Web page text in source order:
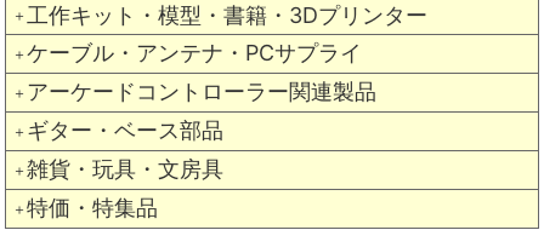
＋ 工作キット・模型・書籍・3Dプリンター
＋ ケーブル・アンテナ・PCサプライ
＋ アーケードコントローラー関連製品
＋ ギター・ベース部品
＋ 雑貨・玩具・文房具
＋ 特価・特集品